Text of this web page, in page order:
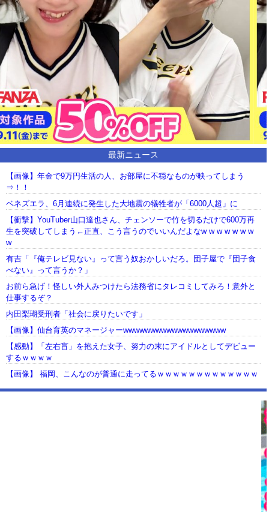
最新ニュース
【画像】年金で9万円生活の人、お部屋に不穏なものが映ってしまう
⇒！！
ベネズエラ、6月連続に発生した大地震の犠牲者が「6000人超」に
【衝撃】YouTuber山口達也さん、チェンソーで竹を切るだけで600万再
生を突破してしまう←正直、こう言うのでいいんだよなw w w w w w w
w
有吉「『俺テレビ見ない』って言う奴おかしいだろ。団子屋で『団子食
べない』って言うか？」
お前ら急げ！怪しい外人みつけたら法務省にタレコミしてみろ！意外と
仕事するぞ？
内田梨瑚受刑者「社会に戻りたいです」
【画像】仙台育英のマネージャーwwwwwwwwwwwwwwwwwww
【感動】「左右盲」を抱えた女子、努力の末にアイドルとしてデビュー
するｗｗｗｗ
【画像】 福岡、こんなのが普通に走ってるｗｗｗｗｗｗｗｗｗｗｗｗｗ